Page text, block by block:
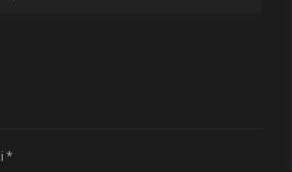
*